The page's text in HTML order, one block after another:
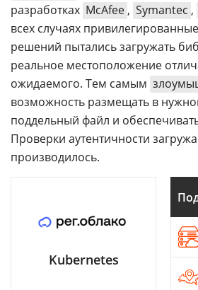
разработках McAfee , Symantec ,
всех случаях
решений пытались загружать
реальное местоположение
ожидаемого. Тем самым
возможность размещать в
поддельный файл и
Проверки аутентичности
производилось.
Kubernetes